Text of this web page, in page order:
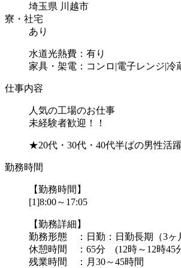
埼玉県 川越市
寮・社宅
あり
水道光熱費：有り
家具・架電：コンロ|電子レンジ|冷
仕事内容
人気の工場のお仕事
未経験者歓迎！！
★20代・30代・40代半ばの男性活
勤務時間
【勤務時間】
[1]8:00～17:05
【勤務詳細】
勤務形態 ：日勤：日勤長期（3ヶ
休憩時間 ：65分 (12時～12時45
残業時間 ：月30～45時間